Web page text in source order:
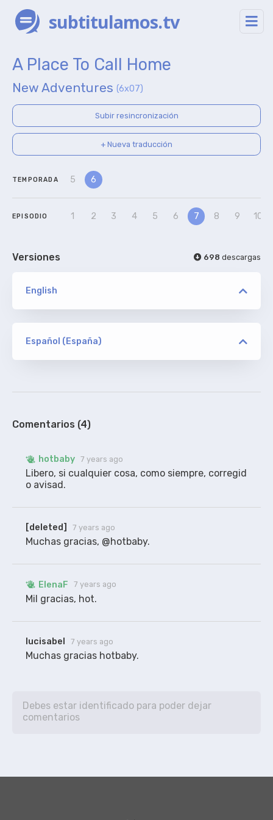
subtitulamos.tv
A Place To Call Home
New Adventures (6x07)
Subir resincronización
+ Nueva traducción
TEMPORADA 5 6
EPISODIO 1 2 3 4 5 6 7 8 9 10
Versiones 698 descargas
English
MFO
ORIGINAL [deleted]
Español (España)
MFO
Comentarios (4)
hotbaby 7 years ago
Libero, si cualquier cosa, como siempre, corregid
o avisad.
[deleted] 7 years ago
Muchas gracias, @hotbaby.
ElenaF 7 years ago
Mil gracias, hot.
lucisabel 7 years ago
Muchas gracias hotbaby.